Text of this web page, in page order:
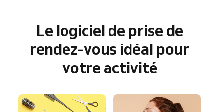
Le logiciel de prise de
rendez-vous idéal pour
votre activité